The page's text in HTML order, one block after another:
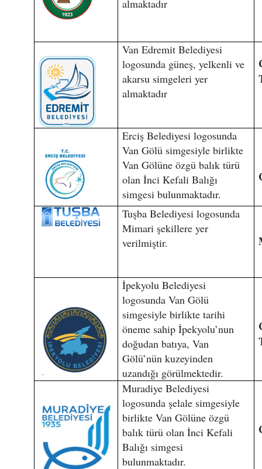
almaktadır
Van Edremit Belediyesi
logosunda güneş, yelkenli ve
akarsu simgeleri yer
almaktadır
Erciş Belediyesi logosunda
Van Gölü simgesiyle birlikte
Van Gölüne özgü balık türü
olan İnci Kefali Balığı
simgesi bulunmaktadır.
Tuşba Belediyesi logosunda
Mimari şekillere yer
verilmiştir.
İpekyolu Belediyesi
logosunda Van Gölü
simgesiyle birlikte tarihi
öneme sahip İpekyolu’nun
doğudan batıya, Van
Gölü’nün kuzeyinden
uzandığı görülmektedir.
Muradiye Belediyesi
logosunda şelale simgesiyle
birlikte Van Gölüne özgü
balık türü olan İnci Kefali
Balığı simgesi
bulunmaktadır.